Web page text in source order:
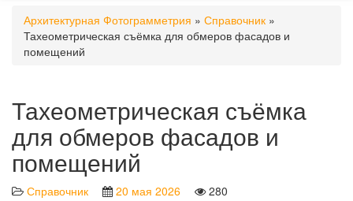
Архитектурная Фотограмметрия » Справочник »
Тахеометрическая съёмка для обмеров фасадов и
помещений
Тахеометрическая съёмка
для обмеров фасадов и
помещений
Справочник 20 мая 2026
280